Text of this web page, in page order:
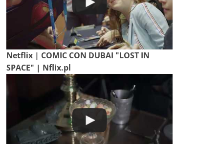
Netflix | COMIC CON DUBAI "LOST IN
SPACE" | Nflix.pl